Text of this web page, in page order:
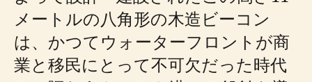
メートルの八角形の木造ビーコン
は、かつてウォーターフロントが商
業と移民にとって不可欠だった時代